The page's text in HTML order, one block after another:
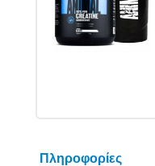
Πληροφορίες